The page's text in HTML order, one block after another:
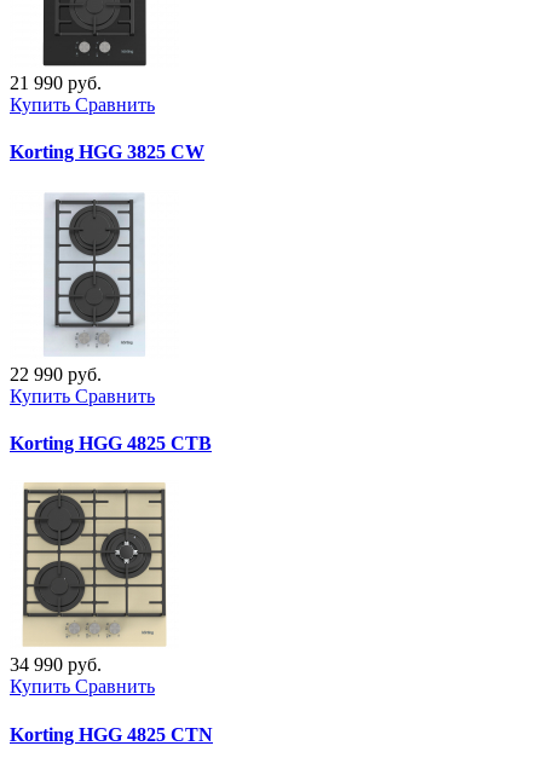
21 990 руб.
Купить Сравнить
Korting HGG 3825 CW
22 990 руб.
Купить Сравнить
Korting HGG 4825 CTB
34 990 руб.
Купить Сравнить
Korting HGG 4825 CTN